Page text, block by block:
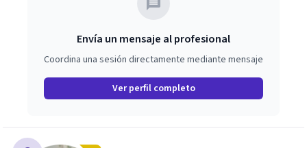
Envía un mensaje al profesional
Coordina una sesión directamente mediante mensaje
Ver perfil completo